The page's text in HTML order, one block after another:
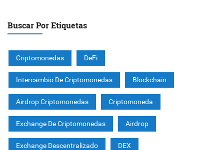
Buscar Por Etiquetas
Criptomonedas DeFi
Intercambio De Criptomonedas Blockchain
Airdrop Criptomonedas Criptomoneda
Exchange De Criptomonedas Airdrop
Exchange Descentralizado DEX